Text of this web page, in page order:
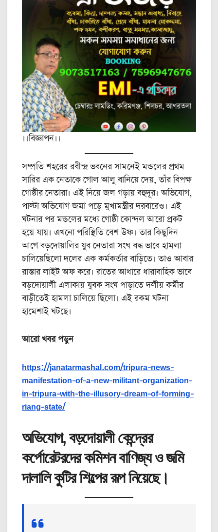
।।বিজ্ঞাপন।।
সম্প্রতি শহরের রবীন্দ্র ভবনের সামনেই মন্ডলের প্রথম
সারির এক নেতাকে গোল আলু বানিয়ে দেয়, তাঁর বিপক্ষ
গোষ্ঠীর নেতারা। এই নিয়ে জল গড়ায় বহুদূর। অভিযোগ,
পাল্টা অভিযোগ জমা পড়ে মুখ্যমন্ত্রীর দরবারেও। এই
ঘটনার পর মন্ডলের মধ্যে গোষ্ঠী কোন্দল আরো প্রকট
হয়ে যায়। এখনো পরিস্থিতি বেশ উষ্ণ। তার কিছুদিন
আগে বড়দোয়ালির যুব নেতারা সংঘ বদ্ধ ভাবে হামলা
চালিয়েছিলো দলের এক কর্মকর্তার বাড়িতে। তাও আবার
রাস্তার লাইট অফ করে। রাতের আধারে ধারাবাহিক ভাবে
বড়দোয়ালী এলাকায় যুবক সংঘ পাড়াতে দলীয় কর্মীর
বাড়ীতেই হামলা চালিয়ে ছিলো। এই রকম ঘটনা
হামেশাই ঘটছে।
আরো খবর পড়ুন
https://janatarmashal.com/tripura-news-
manifestation-of-a-new-militant-organization-
in-tripura-with-the-illusory-dream-of-forming-
riang-state/
অভিযোগ, বড়দোয়ালী কেন্দ্রের
কর্পোরেটরদের কমিশন বাণিজ্য ও জমি
দালালি কুটির শিল্পের রূপ নিয়েছে।